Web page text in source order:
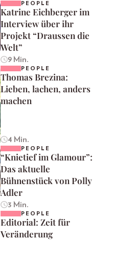
PEOPLE
Katrine Eichberger im
Interview über ihr
Projekt “Draussen die
Welt”
9 Min.
PEOPLE
Thomas Brezina:
Lieben, lachen, anders
machen
4 Min.
PEOPLE
“Knietief im Glamour”:
Das aktuelle
Bühnenstück von Polly
Adler
3 Min.
PEOPLE
Editorial: Zeit für
Veränderung